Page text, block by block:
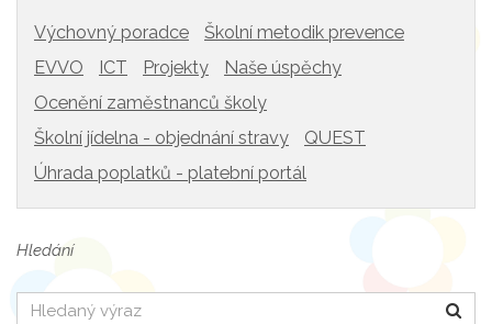
Výchovný poradce
Školní metodik prevence
EVVO
ICT Projekty
Naše úspěchy
Ocenění zaměstnanců školy
Školní jídelna - objednání stravy
QUEST
Úhrada poplatků - platební portál
Hledání
Hledat